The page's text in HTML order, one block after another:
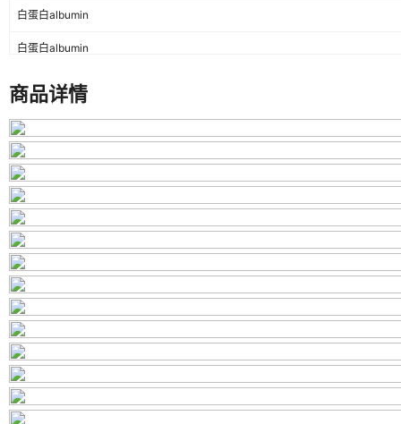
主
下
游
平
台
ebay,亚马逊,wish,速卖通,独立站,LAZADA,其他
有
可
授
权
的
自
有
品
牌
是
袖
白蛋白albumin
白蛋白albumin
白蛋白albumin
黑色black
黑色black
黑色black
黑色black
商品详情